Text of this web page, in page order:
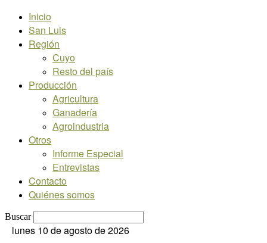
Inicio
San Luis
Región
Cuyo
Resto del país
Producción
Agricultura
Ganadería
Agroindustria
Otros
Informe Especial
Entrevistas
Contacto
Quiénes somos
Buscar
lunes 10 de agosto de 2026